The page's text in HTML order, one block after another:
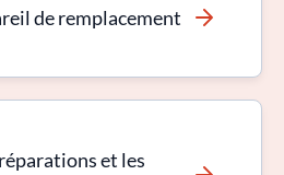
de remplacement
et les